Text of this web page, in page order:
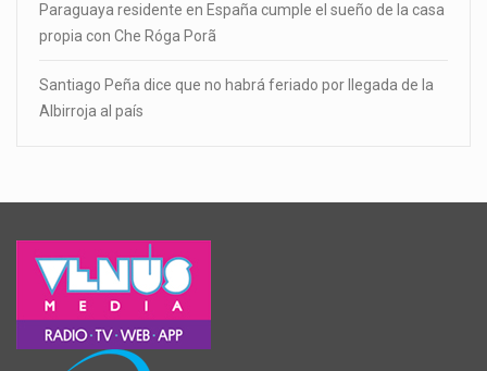
Paraguaya residente en España cumple el sueño de la casa
propia con Che Róga Porã
Santiago Peña dice que no habrá feriado por llegada de la
Albirroja al país